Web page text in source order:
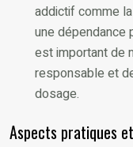
addictif comme
une dépendance
est important de
responsable et
dosage.
Aspects pratiques